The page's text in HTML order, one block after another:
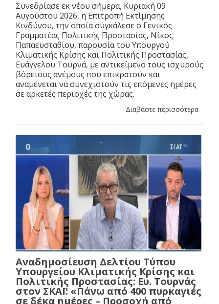
Συνεδρίασε εκ νέου σήμερα, Κυριακή 09
Αυγούστου 2026, η Επιτροπή Εκτίμησης
Κινδύνου, την οποία συγκάλεσε ο Γενικός
Γραμματέας Πολιτικής Προστασίας, Νίκος
Παπαευσταθίου, παρουσία του Υπουργού
Κλιματικής Κρίσης και Πολιτικής Προστασίας,
Ευάγγελου Τουρνά, με αντικείμενο τους ισχυρούς
βόρειους ανέμους που επικρατούν και
αναμένεται να συνεχιστούν τις επόμενες ημέρες
σε αρκετές περιοχές της χώρας.
Διαβάστε περισσότερα
Αναδημοσίευση Δελτίου Τύπου
Υπουργείου Κλιματικής Κρίσης και
Πολιτικής Προστασίας: Ευ. Τουρνάς
στον ΣΚΑΪ: «Πάνω από 400 πυρκαγιές
σε δέκα ημέρες – Προσοχή από